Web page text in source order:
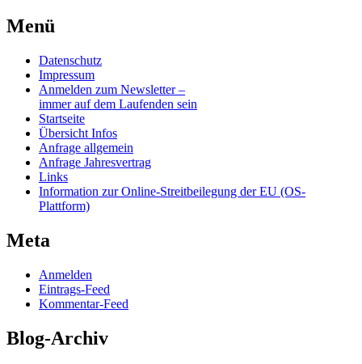
Menü
Datenschutz
Impressum
Anmelden zum Newsletter –
immer auf dem Laufenden sein
Startseite
Übersicht Infos
Anfrage allgemein
Anfrage Jahresvertrag
Links
Information zur Online-Streitbeilegung der EU (OS-
Plattform)
Meta
Anmelden
Eintrags-Feed
Kommentar-Feed
Blog-Archiv